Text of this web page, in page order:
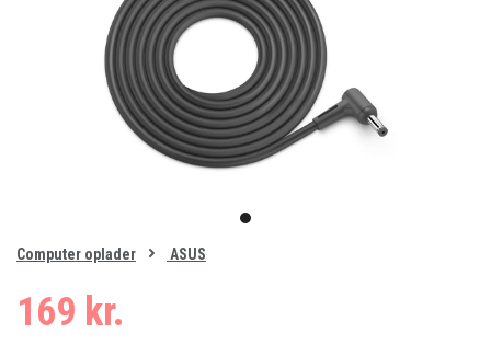
item
of
Computer oplader ASUS
169 kr.